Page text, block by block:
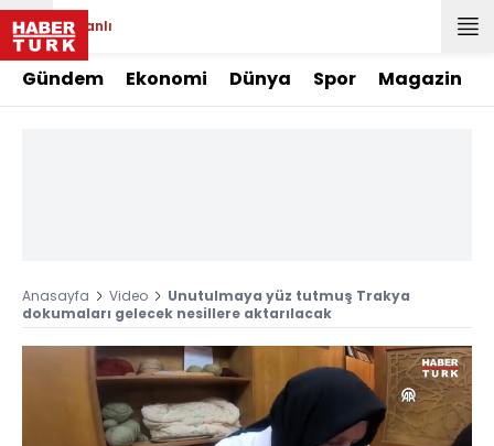
Canlı
Gündem Ekonomi Dünya Spor Magazin
Anasayfa Video
Unutulmaya yüz tutmuş Trakya
dokumaları gelecek nesillere aktarılacak